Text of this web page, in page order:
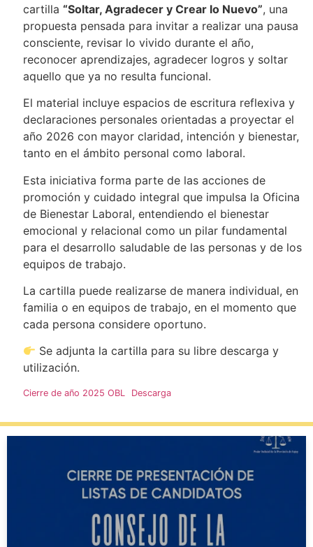
cartilla “Soltar, Agradecer y Crear lo Nuevo”, una
propuesta pensada para invitar a realizar una pausa
consciente, revisar lo vivido durante el año,
reconocer aprendizajes, agradecer logros y soltar
aquello que ya no resulta funcional.
El material incluye espacios de escritura reflexiva y
declaraciones personales orientadas a proyectar el
año 2026 con mayor claridad, intención y bienestar,
tanto en el ámbito personal como laboral.
Esta iniciativa forma parte de las acciones de
promoción y cuidado integral que impulsa la Oficina
de Bienestar Laboral, entendiendo el bienestar
emocional y relacional como un pilar fundamental
para el desarrollo saludable de las personas y de los
equipos de trabajo.
La cartilla puede realizarse de manera individual, en
familia o en equipos de trabajo, en el momento que
cada persona considere oportuno.
Se adjunta la cartilla para su libre descarga y
utilización.
Cierre de año 2025 OBL Descarga